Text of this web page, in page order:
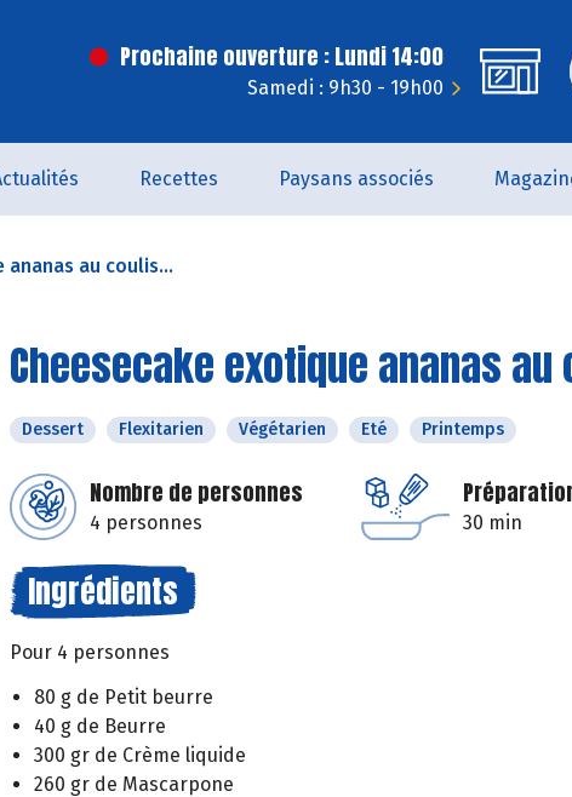
Prochaine ouverture : Lundi 14:00
Samedi : 9h30 - 19h00
Recettes Paysans associés
ananas au coulis...
Cheesecake exotique ananas
Dessert Flexitarien Végétarien Eté Printemps
Nombre de personnes
4 personnes 30 min
Ingrédients
Pour 4 personnes
80 g de Petit beurre
40 g de Beurre
300 gr de Crème liquide
260 gr de Mascarpone